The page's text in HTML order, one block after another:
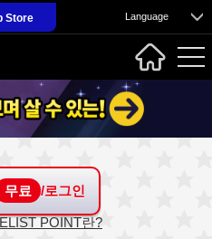
Store Language
무료 /로그인
POINT란?